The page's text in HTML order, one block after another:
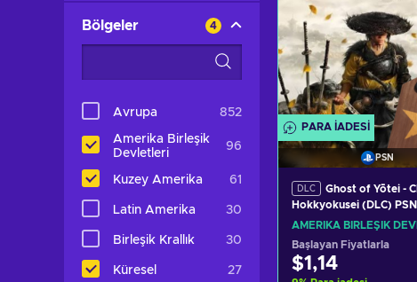
Bölgeler 4
Avrupa 852
Amerika Birleşik
Devletleri
96
Kuzey Amerika 61
Latin Amerika 30
Birleşik Krallık 30
Küresel 27
PARA IADESI
PSN
DLC
Ghost of Yōtei -
Hokkyokusei (DLC)
Key UNITED STATES
AMERIKA BIRLEŞIK
Başlayan Fiyatlarla
$1,14